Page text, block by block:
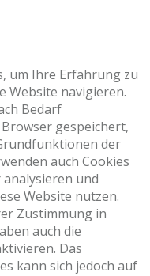
um Ihre Erfahrung zu
Website navigieren.
Bedarf
gespeichert,
der
auch Cookies
und
Website nutzen.
Zustimmung in
auch die
Das
kann sich jedoch auf